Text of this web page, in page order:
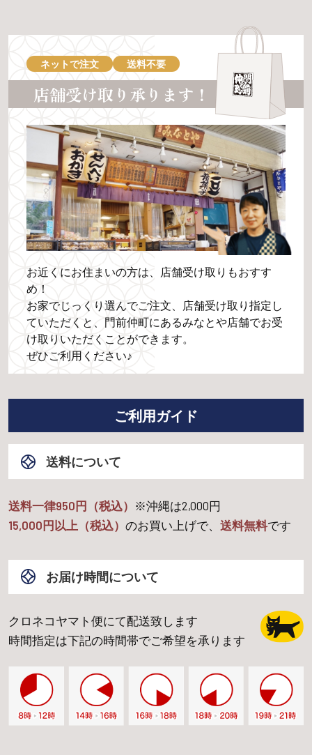
ネットで注文 送料不要
店舗受け取り承ります！
お近くにお住まいの方は、店舗受け取りもおすす
め！
お家でじっくり選んでご注文、店舗受け取り指定し
ていただくと、門前仲町にあるみなとや店舗でお受
け取りいただくことができます。
ぜひご利用ください♪
ご利用ガイド
送料について
送料一律950円（税込） ※沖縄は2,000円
15,000円以上（税込） のお買い上げで、 送料無料です
お届け時間について
クロネコヤマト便にて配送致します
時間指定は下記の時間帯でご希望を承ります